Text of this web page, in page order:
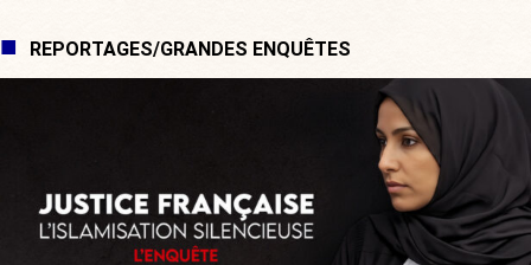
REPORTAGES/GRANDES ENQUÊTES